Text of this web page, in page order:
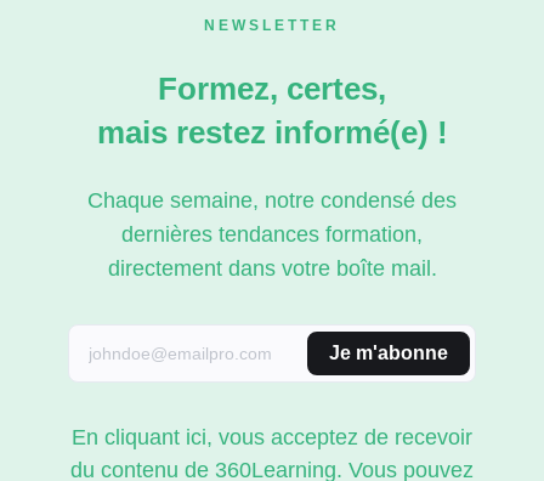
NEWSLETTER
Formez, certes,
mais restez informé(e) !
Chaque semaine, notre condensé des
dernières tendances formation,
directement dans votre boîte mail.
Je m'abonne
En cliquant ici, vous acceptez de recevoir
du contenu de 360Learning. Vous pouvez